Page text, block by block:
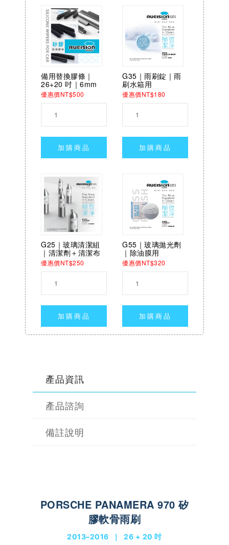
備用替換膠條｜
26+20 吋｜6mm
優惠價NT$500
加購商品
G35｜雨刷錠｜雨
刷水箱用
優惠價NT$180
加購商品
G25｜玻璃清潔組
｜清潔劑＋清潔布
優惠價NT$250
加購商品
G55｜玻璃拋光劑
｜除油膜用
優惠價NT$320
加購商品
產品資訊
產品諮詢
備註說明
PORSCHE PANAMERA 970 矽
膠軟骨雨刷
2013–2016 ｜ 26 + 20 吋